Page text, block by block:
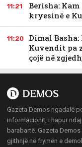
11:21
Berisha:
kryesinë e
11:20
Dimal
Kuvendit pa
çojë në
Gazeta Demos ngadalë
informacionit, i hapur
barabartë. Gazeta
gjithnjë në frymën e